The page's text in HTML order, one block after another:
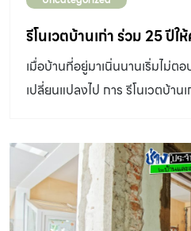
รีโนเวตบ้านเก่า ร่วม 25 ปี
เมื่อบ้านที่อยู่มาเนิ่นนานเริ่มไม่ต
เปลี่ยนแปลงไป การ รีโนเวตบ้า
ที่สร้างมาแล้วร่วม 25 ปีบนที่ดิน
กันมาตั้งแต่รุ่นคุณตาของเจ้าข
วัชรินทร์ ปัทมานุช เจ้าของบ้าน
เป็นครอบครัวใหญ่ เมื่อลูกๆ เรี